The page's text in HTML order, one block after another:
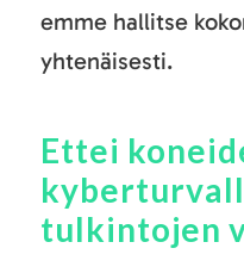
emme hallitse
yhtenäisesti.
Ettei
tulkintojen